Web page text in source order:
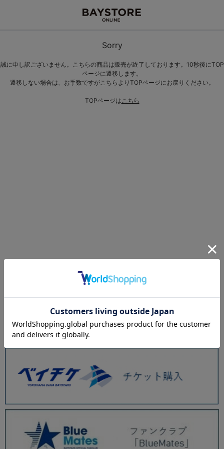
Sorry
誠に申し訳ございません。こちらの商品は販売が終了しております。10秒後にTOP
ページに遷移します。
遷移しない場合は、お手数ですがこちらよりTOPページにお戻りください。
TOPページはこちら